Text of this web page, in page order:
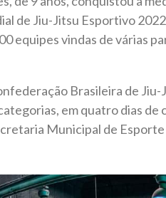
de Jiu-Jitsu Esportivo
equipes vindas de várias
Brasileira de
em quatro dias
Municipal de Esporte